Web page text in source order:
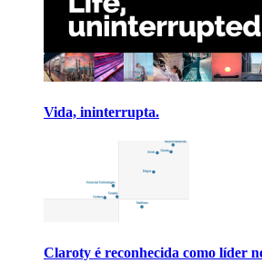
Vida, ininterrupta.
Claroty é reconhecida como líder